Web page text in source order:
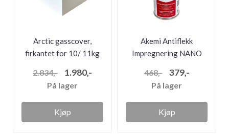
Arctic gasscover,
firkantet for 10/ 11kg
2.834,- 1.980,-
På lager
Kjøp
Akemi Antiflekk
Impregnering NANO
468,- 379,-
På lager
Kjøp